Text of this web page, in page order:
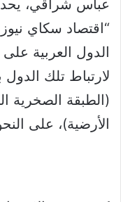
عباس شراقي،
“اقتصاد سكاي
الدول العربية
لارتباط تلك
(الطبقة الصخرية
الأرضية)، على